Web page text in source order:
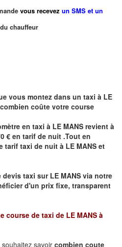
vous recevez un SMS et un
chauffeur
vous montez dans un taxi à LE
coûte votre course
en taxi à LE MANS revient à
€ en tarif de nuit .Tout en
tarif taxi de nuit à LE MANS et
devis taxi sur LE MANS via notre
d'un prix fixe, transparent
course de taxi de LE MANS à
savoir combien coute